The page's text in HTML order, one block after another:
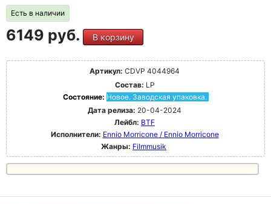
Есть в наличии
6149 руб. В корзину
Артикул: CDVP 4044964
Состав: LP
Состояние: Новое. Заводская упаковка.
Дата релиза: 20-04-2024
Лейбл: BTF
Исполнители: Ennio Morricone / Ennio Morricone
Жанры: Filmmusik